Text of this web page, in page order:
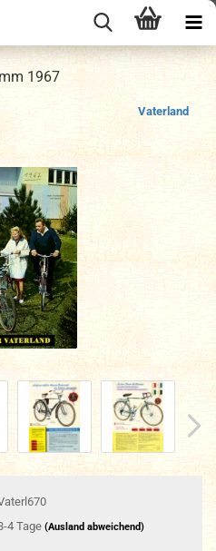
1967
Vaterland
4 Tage (Ausland abweichend)